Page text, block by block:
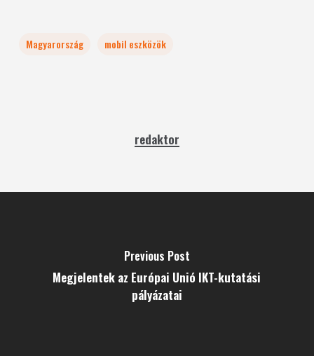
Magyarország mobil eszközök
redaktor
Previous Post
Megjelentek az Európai Unió IKT-kutatási
pályázatai